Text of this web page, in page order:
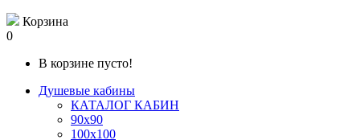
Корзина
0
В корзине пусто!
Душевые кабины
КАТАЛОГ КАБИН
90x90
100x100